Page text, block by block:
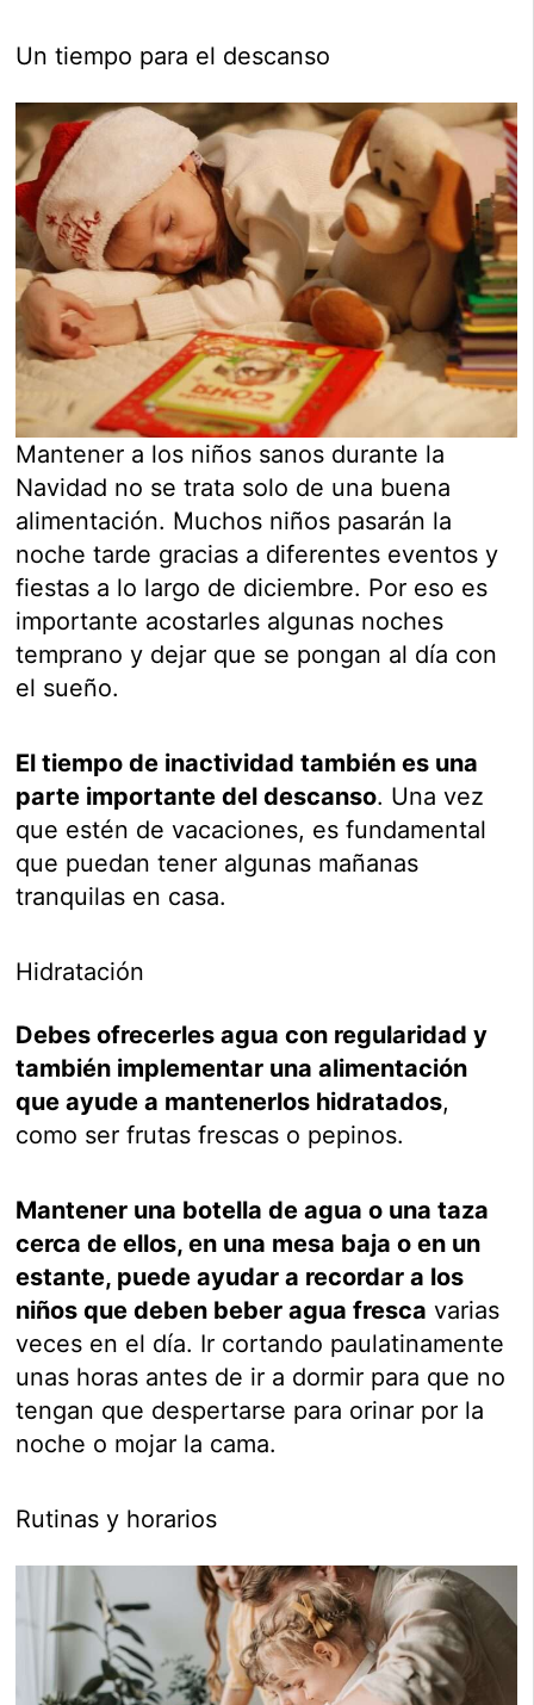
Un tiempo para el descanso
Mantener a los niños sanos durante la
Navidad no se trata solo de una buena
alimentación. Muchos niños pasarán la
noche tarde gracias a diferentes eventos y
fiestas a lo largo de diciembre. Por eso es
importante acostarles algunas noches
temprano y dejar que se pongan al día con
el sueño.
El tiempo de inactividad también es una
parte importante del descanso. Una vez
que estén de vacaciones, es fundamental
que puedan tener algunas mañanas
tranquilas en casa.
Hidratación
Debes ofrecerles agua con regularidad y
también implementar una alimentación
que ayude a mantenerlos hidratados,
como ser frutas frescas o pepinos.
Mantener una botella de agua o una taza
cerca de ellos, en una mesa baja o en un
estante, puede ayudar a recordar a los
niños que deben beber agua fresca varias
veces en el día. Ir cortando paulatinamente
unas horas antes de ir a dormir para que no
tengan que despertarse para orinar por la
noche o mojar la cama.
Rutinas y horarios